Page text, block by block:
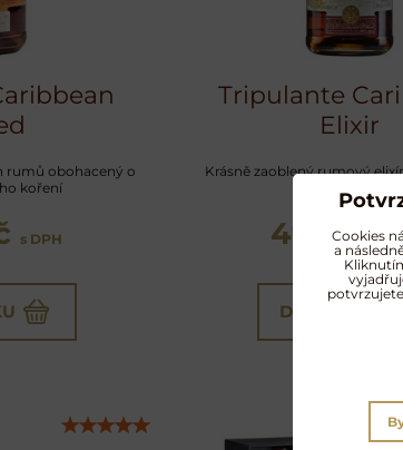
rumů obohacený o
koření
s DPH
Tripulante
Elixir
Krásně zaoblený rumový
499 Kč s
DO KOŠÍKU
Cookies
a